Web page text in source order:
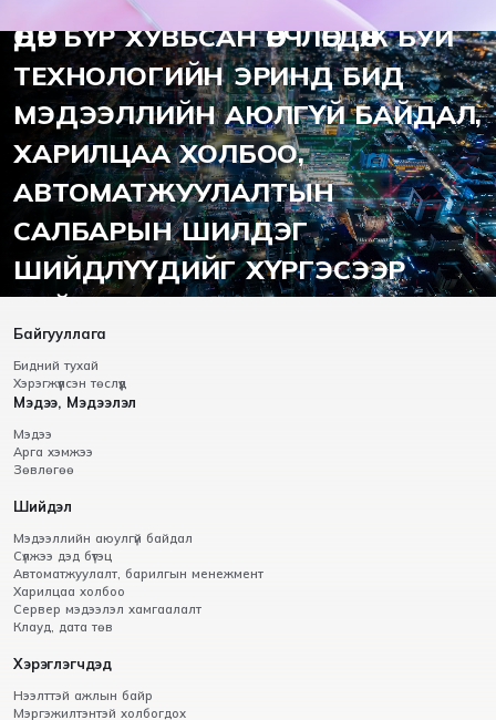
ӨДӨР БҮР ХУВЬСАН ӨӨРЧЛӨГДӨЖ БУЙ
ТЕХНОЛОГИЙН ЭРИНД БИД
МЭДЭЭЛЛИЙН АЮЛГҮЙ БАЙДАЛ,
ХАРИЛЦАА ХОЛБОО,
АВТОМАТЖУУЛАЛТЫН
САЛБАРЫН ШИЛДЭГ
ШИЙДЛҮҮДИЙГ ХҮРГЭСЭЭР
БАЙНА.
Байгууллага
Бидний тухай
Хэрэгжүүлсэн төслүүд
Мэдээ, Мэдээлэл
Мэдээ
Арга хэмжээ
Зөвлөгөө
Шийдэл
Мэдээллийн аюулгүй байдал
Сүлжээ дэд бүтэц
Автоматжуулалт, барилгын менежмент
Харилцаа холбоо
Сервер мэдээлэл хамгаалалт
Клауд, дата төв
Хэрэглэгчдэд
Нээлттэй ажлын байр
Мэргэжилтэнтэй холбогдох